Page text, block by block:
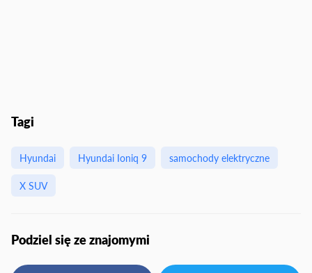
Tagi
Hyundai Hyundai Ioniq 9
samochody elektryczne
X SUV
Podziel się ze znajomymi